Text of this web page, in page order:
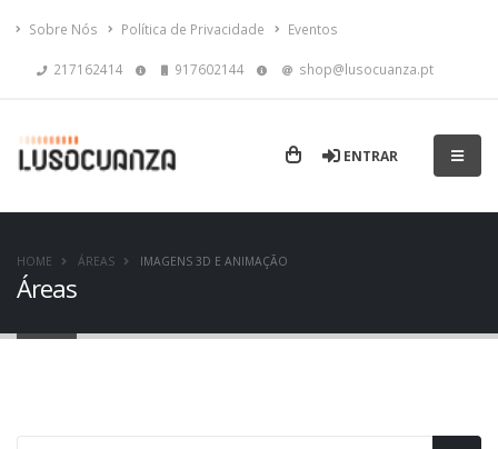
Sobre Nós Política de Privacidade Eventos
217162414 917602144 shop@lusocuanza.pt
ENTRAR
Áreas
HOME ÁREAS IMAGENS 3D E ANIMAÇÃO